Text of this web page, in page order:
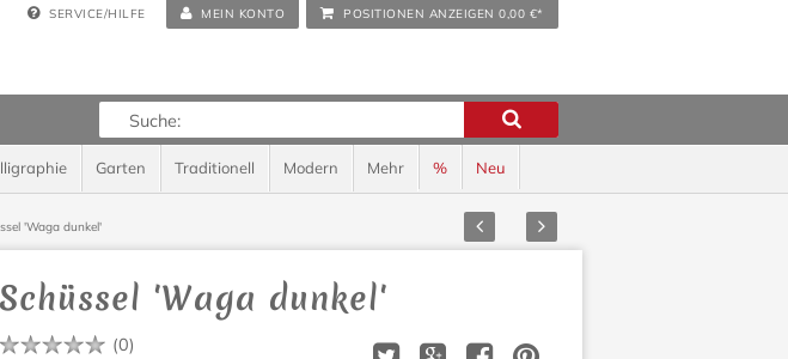
SERVICE/HILFE MEIN KONTO POSITIONEN ANZEIGEN 0,00 €*
Garten Traditionell Modern Mehr % Neu
'Waga dunkel' Zurück Vor
Schüssel 'Waga dunkel'
(0)